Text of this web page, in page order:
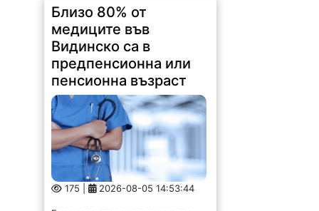
Близо 80% от
медиците във
Видинско са в
предпенсионна или
пенсионна възраст
175 | 2026-08-05 14:53:44